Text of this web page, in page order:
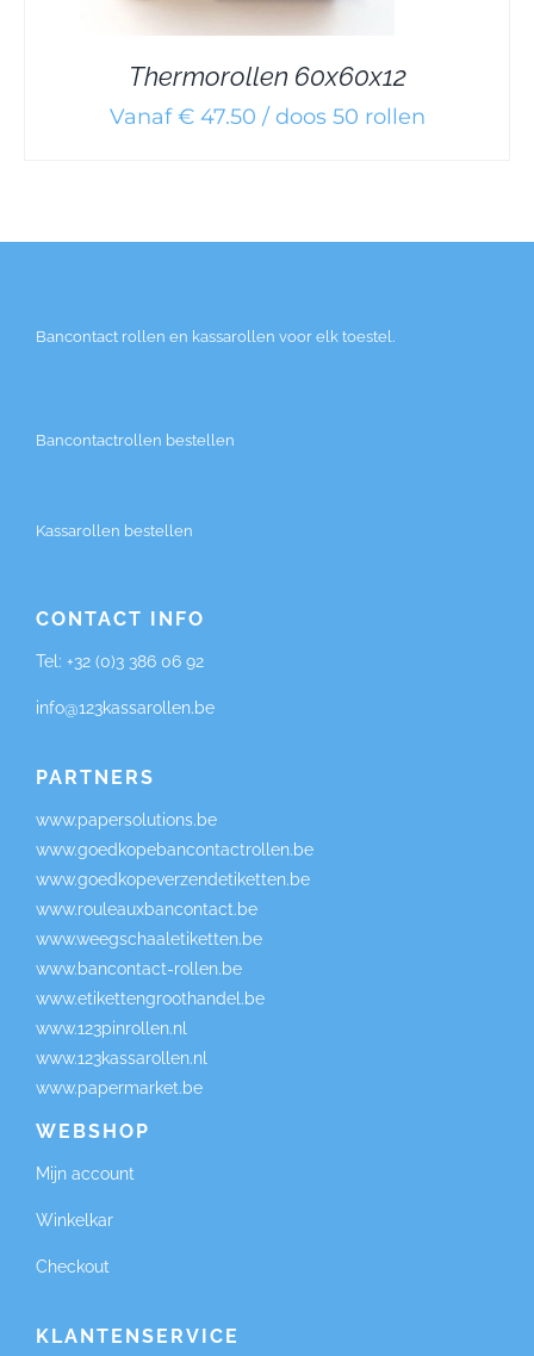
Thermorollen 60x60x12
Vanaf € 47.50 / doos 50 rollen
Bancontact rollen en kassarollen voor elk toestel.
Bancontactrollen bestellen
Kassarollen bestellen
CONTACT INFO
Tel: +32 (0)3 386 06 92
info@123kassarollen.be
PARTNERS
www.papersolutions.be
www.goedkopebancontactrollen.be
www.goedkopeverzendetiketten.be
www.rouleauxbancontact.be
www.weegschaaletiketten.be
www.bancontact-rollen.be
www.etikettengroothandel.be
www.123pinrollen.nl
www.123kassarollen.nl
www.papermarket.be
WEBSHOP
Mijn account
Winkelkar
Checkout
KLANTENSERVICE